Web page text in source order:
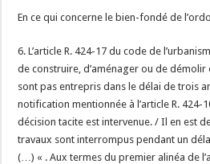
En ce qui concerne le bien-fondé de
6. L’article R. 424-17 du code de
de construire, d’aménager ou de démolir
sont pas entrepris dans le délai de trois
notification mentionnée à l’article R. 424-
décision tacite est intervenue. / Il en est
travaux sont interrompus pendant un
(…) « . Aux termes du premier alinéa de